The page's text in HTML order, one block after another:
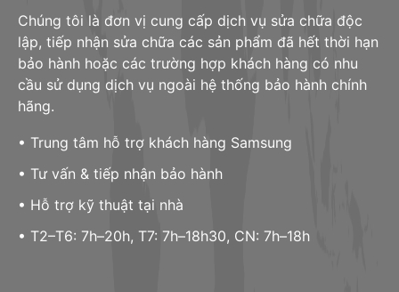
Chúng tôi là đơn vị cung cấp dịch vụ sửa chữa độc
lập, tiếp nhận sửa chữa các sản phẩm đã hết thời hạn
bảo hành hoặc các trường hợp khách hàng có nhu
cầu sử dụng dịch vụ ngoài hệ thống bảo hành chính
hãng.
• Trung tâm hỗ trợ khách hàng Samsung
• Tư vấn & tiếp nhận bảo hành
• Hỗ trợ kỹ thuật tại nhà
• T2–T6: 7h–20h, T7: 7h–18h30, CN: 7h–18h